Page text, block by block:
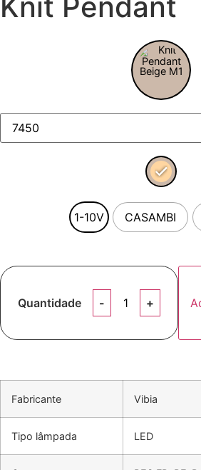
1-10V CASAMBI
Quantidade
Fabricante Vibia
Tipo lâmpada LED